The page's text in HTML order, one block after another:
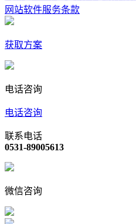
网站软件服务条款
获取方案
电话咨询
电话咨询
联系电话
0531-89005613
微信咨询